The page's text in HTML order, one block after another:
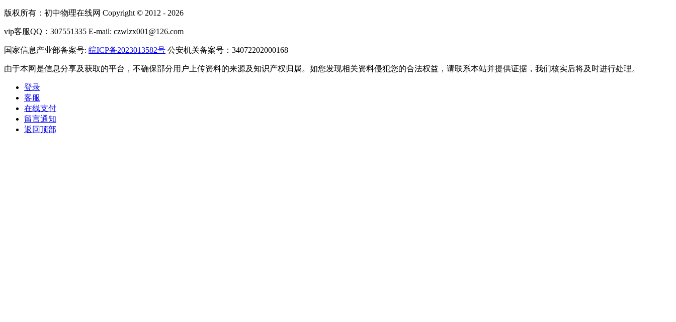
版权所有：初中物理在线网 Copyright © 2012 - 2026
vip客服QQ：307551335 E-mail: czwlzx001@126.com
国家信息产业部备案号: 皖ICP备2023013582号 公安机关备案号：34072202000168
由于本网是信息分享及获取的平台，不确保部分用户上传资料的来源及知识产权归属。如您发现相关资料侵犯您的合法权益，请联系本站并提供证据，我们核实后将及时进行处理。
登录
客服
在线支付
留言通知
返回顶部